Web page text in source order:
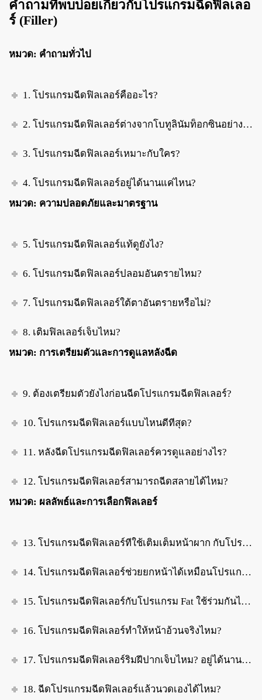
คำถามที่พบบ่อยเกี่ยวกับโปรแกรมฉีดฟิลเลอ
ร์ (Filler)
หมวด: คำถามทั่วไป
1. โปรแกรมฉีดฟิลเลอร์คืออะไร?
2. โปรแกรมฉีดฟิลเลอร์ต่างจากโบทูลินัมท็อกซินอย่างไร?
3. โปรแกรมฉีดฟิลเลอร์เหมาะกับใคร?
4. โปรแกรมฉีดฟิลเลอร์อยู่ได้นานแค่ไหน?
หมวด: ความปลอดภัยและมาตรฐาน
5. โปรแกรมฉีดฟิลเลอร์แท้ดูยังไง?
6. โปรแกรมฉีดฟิลเลอร์ปลอมอันตรายไหม?
7. โปรแกรมฉีดฟิลเลอร์ใต้ตาอันตรายหรือไม่?
8. เติมฟิลเลอร์เจ็บไหม?
หมวด: การเตรียมตัวและการดูแลหลังฉีด
9. ต้องเตรียมตัวยังไงก่อนฉีดโปรแกรมฉีดฟิลเลอร์?
10. โปรแกรมฉีดฟิลเลอร์แบบไหนดีที่สุด?
11. หลังฉีดโปรแกรมฉีดฟิลเลอร์ควรดูแลอย่างไร?
12. โปรแกรมฉีดฟิลเลอร์สามารถฉีดสลายได้ไหม?
หมวด: ผลลัพธ์และการเลือกฟิลเลอร์
13. โปรแกรมฉีดฟิลเลอร์ที่ใช้เติมเต็มหน้าผาก กับโปรแกรมฉีดฟิลเลอร์ใต้ตา ใช้ตัวเดียวกันได้ไหม?
14. โปรแกรมฉีดฟิลเลอร์ช่วยยกหน้าได้เหมือนโปรแกรมร้อยไหมไหม?
15. โปรแกรมฉีดฟิลเลอร์กับโปรแกรม Fat ใช้ร่วมกันได้ไหม?
16. โปรแกรมฉีดฟิลเลอร์ทำให้หน้าอ้วนจริงไหม?
17. โปรแกรมฉีดฟิลเลอร์ริมฝีปากเจ็บไหม? อยู่ได้นานแค่ไหน?
18. ฉีดโปรแกรมฉีดฟิลเลอร์แล้วนวดเองได้ไหม?